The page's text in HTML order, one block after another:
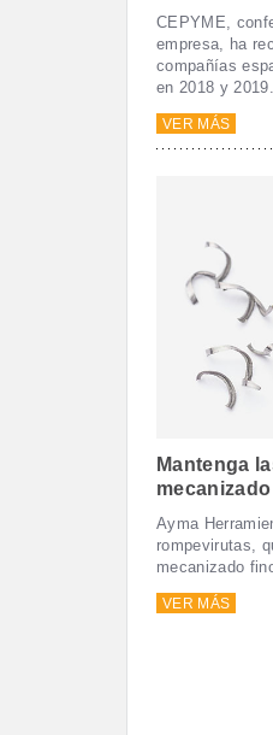
CEPYME,
empresa, ha
compañías
en 2018 y 2019.
VER MÁS
Mantenga
Ayma
rompevirutas,
mecanizado
VER MÁS